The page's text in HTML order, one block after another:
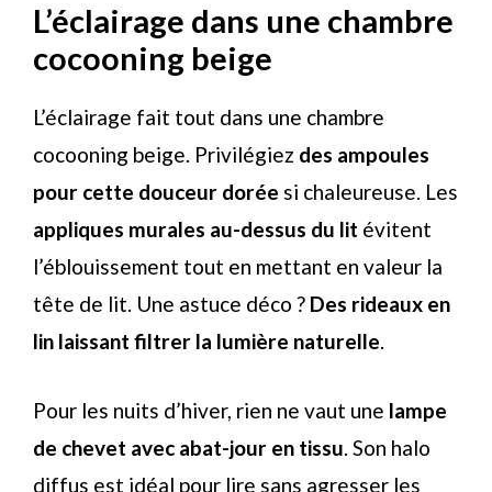
L’éclairage dans une chambre
cocooning beige
L’éclairage fait tout dans une chambre
cocooning beige. Privilégiez des ampoules
pour cette douceur dorée si chaleureuse. Les
appliques murales au-dessus du lit évitent
l’éblouissement tout en mettant en valeur la
tête de lit. Une astuce déco ? Des rideaux en
lin laissant filtrer la lumière naturelle.
Pour les nuits d’hiver, rien ne vaut une lampe
de chevet avec abat-jour en tissu. Son halo
diffus est idéal pour lire sans agresser les